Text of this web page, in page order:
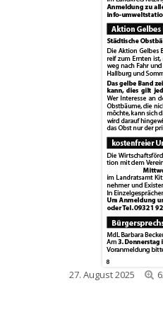
Veröffentlicht am27. August 2025